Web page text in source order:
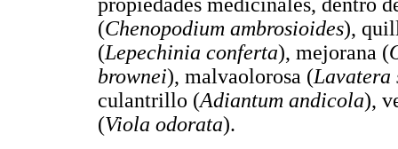
propiedades medicinales, dentro
(Chenopodium ambrosioides),
(Lepechinia conferta), mejorana (
brownei), malvaolorosa (Lavatera
culantrillo (Adiantum andicola),
(Viola odorata).